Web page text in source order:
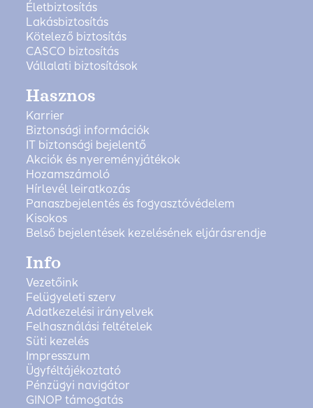
Életbiztosítás
Lakásbiztosítás
Kötelező biztosítás
CASCO biztosítás
Vállalati biztosítások
Hasznos
Karrier
Biztonsági információk
IT biztonsági bejelentő
Akciók és nyereményjátékok
Hozamszámoló
Hírlevél leiratkozás
Panaszbejelentés és fogyasztóvédelem
Kisokos
Belső bejelentések kezelésének eljárásrendje
Info
Vezetőink
Felügyeleti szerv
Adatkezelési irányelvek
Felhasználási feltételek
Süti kezelés
Impresszum
Ügyféltájékoztató
Pénzügyi navigátor
GINOP támogatás